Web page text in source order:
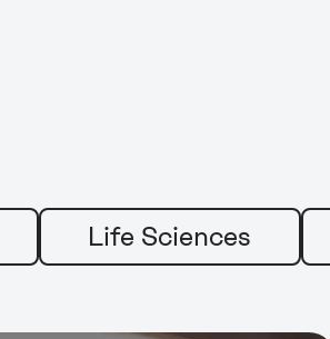
Life Sciences